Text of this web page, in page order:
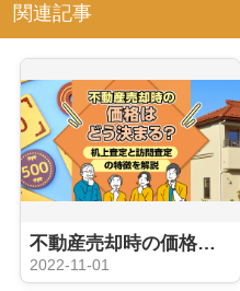
関連記事
不動産売却時の価格はどう決まる？机上査定と訪問査定の特徴を解説
2022-11-01